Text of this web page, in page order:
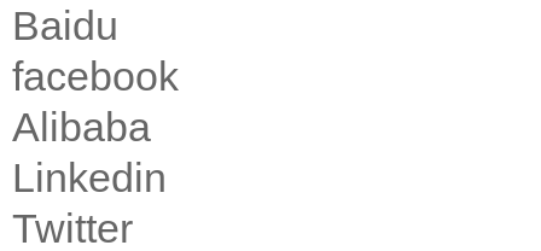
Baidu
facebook
Alibaba
Linkedin
Twitter